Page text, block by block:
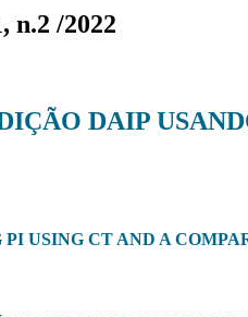
n.2 /2022
DAIP
USING CT AND A